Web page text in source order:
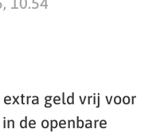
extra geld vrij voor
de openbare